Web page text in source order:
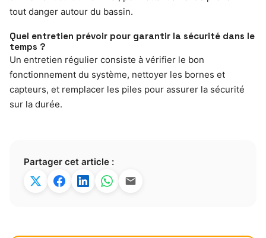
tout danger autour du bassin.
Quel entretien prévoir pour garantir la sécurité dans le
temps ?
Un entretien régulier consiste à vérifier le bon
fonctionnement du système, nettoyer les bornes et
capteurs, et remplacer les piles pour assurer la sécurité
sur la durée.
Partager cet article :